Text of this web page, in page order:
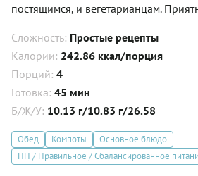
постящимся, и вегетарианцам.
Сложность: Простые рецепты
Калории: 242.86 ккал/порция
Порций: 4
Готовка: 45 мин
Б/Ж/У: 10.13 г/10.83 г/26.58
Обед Компоты
Основное блюдо
ПП / Правильное / Сбалансированное